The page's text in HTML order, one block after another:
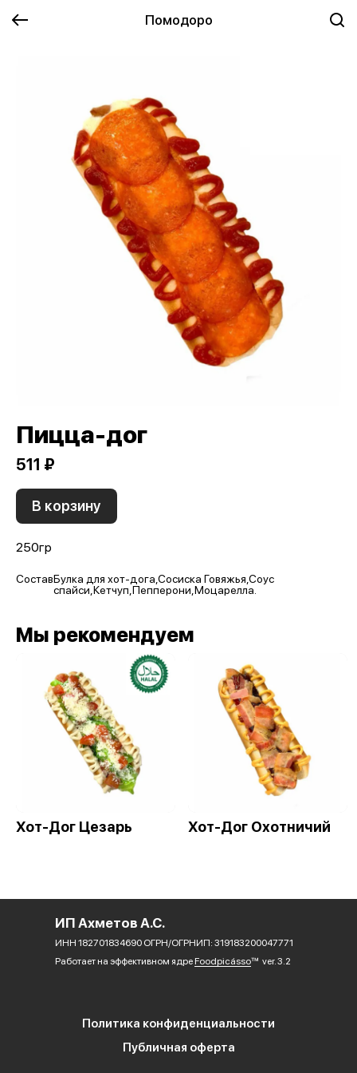
Помодоро
Пицца-дог
511 ₽
В корзину
250гр
СоставБулка для хот-дога,Сосиска Говяжья,Соус
спайси,Кетчуп,Пепперони,Моцарелла.
Мы рекомендуем
Хот-Дог Цезарь Хот-Дог Охотничий
ИП Ахметов А.С.
ИНН 182701834690 ОГРН/ОГРНИП: 319183200047771
Работает на эффективном ядре Foodpicássover. 3.2
Политика конфиденциальности
Публичная оферта